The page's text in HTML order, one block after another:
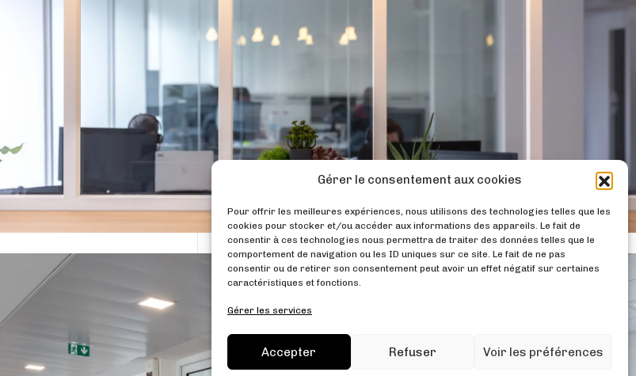
Gérer le consentement aux cookies
Pour offrir les meilleures expériences, nous utilisons des technologies telles que les
cookies pour stocker et/ou accéder aux informations des appareils. Le fait de
consentir à ces technologies nous permettra de traiter des données telles que le
comportement de navigation ou les ID uniques sur ce site. Le fait de ne pas
consentir ou de retirer son consentement peut avoir un effet négatif sur certaines
caractéristiques et fonctions.
Gérer les services
Accepter Refuser Voir les préférences